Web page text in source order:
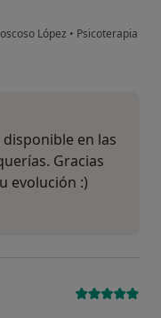
López • Psicoterapia
en las
Gracias
evolución :)